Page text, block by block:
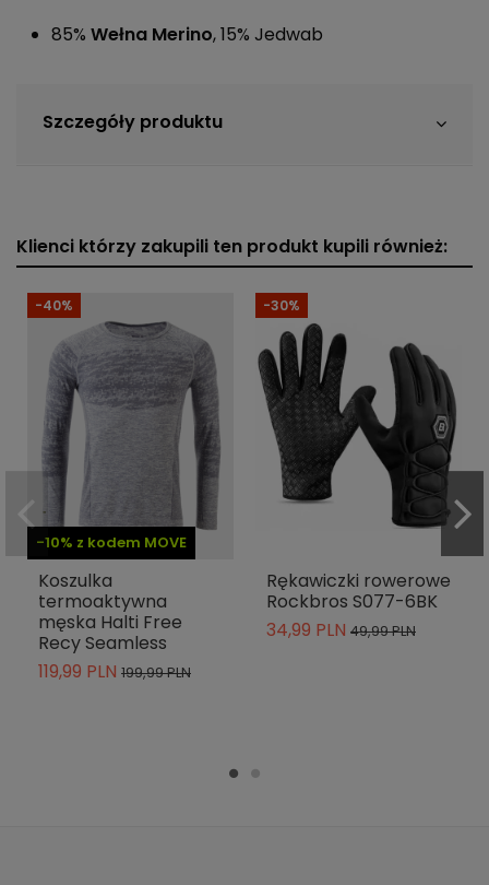
85% Wełna Merino, 15% Jedwab
Szczegóły produktu
Klienci którzy zakupili ten produkt kupili również:
-10% z kodem MOVE
-40%
Koszulka
termoaktywna
męska Halti Free
Recy Seamless
119,99 PLN 199,99 PLN
-30%
Rękawiczki rowerowe
Rockbros S077-6BK
34,99 PLN 49,99 PLN